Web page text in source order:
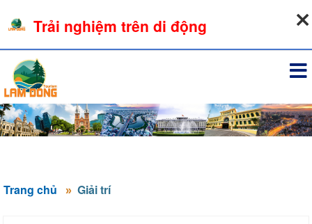
Trang chủ Giải trí
Trải nghiệm trên di động